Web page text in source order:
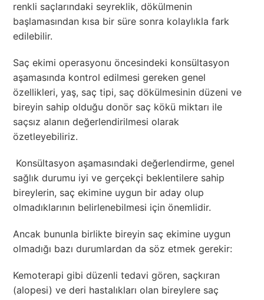
renkli saçlarındaki seyreklik, dökülmenin
başlamasından kısa bir süre sonra kolaylıkla fark
edilebilir.
Saç ekimi operasyonu öncesindeki konsültasyon
aşamasında kontrol edilmesi gereken genel
özellikleri, yaş, saç tipi, saç dökülmesinin düzeni ve
bireyin sahip olduğu donör saç kökü miktarı ile
saçsız alanın değerlendirilmesi olarak
özetleyebiliriz.
Konsültasyon aşamasındaki değerlendirme, genel
sağlık durumu iyi ve gerçekçi beklentilere sahip
bireylerin, saç ekimine uygun bir aday olup
olmadıklarının belirlenebilmesi için önemlidir.
Ancak bununla birlikte bireyin saç ekimine uygun
olmadığı bazı durumlardan da söz etmek gerekir:
Kemoterapi gibi düzenli tedavi gören, saçkıran
(alopesi) ve deri hastalıkları olan bireylere saç